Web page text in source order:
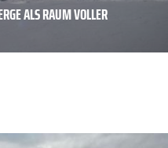
ALS RAUM VOLLER